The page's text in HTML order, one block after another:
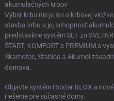
akumulačných krbov
Výber krbu nie je len o krbovej
stavba krbu a jej schopnosť
predstavíme systém SET zo
ŠTART, KOMFORT a PREMIUM a
Skamotec, Stabica a Akumol
domova.
Objavte systém Hoxter BLOX a
riešenie pre súčasné domy.